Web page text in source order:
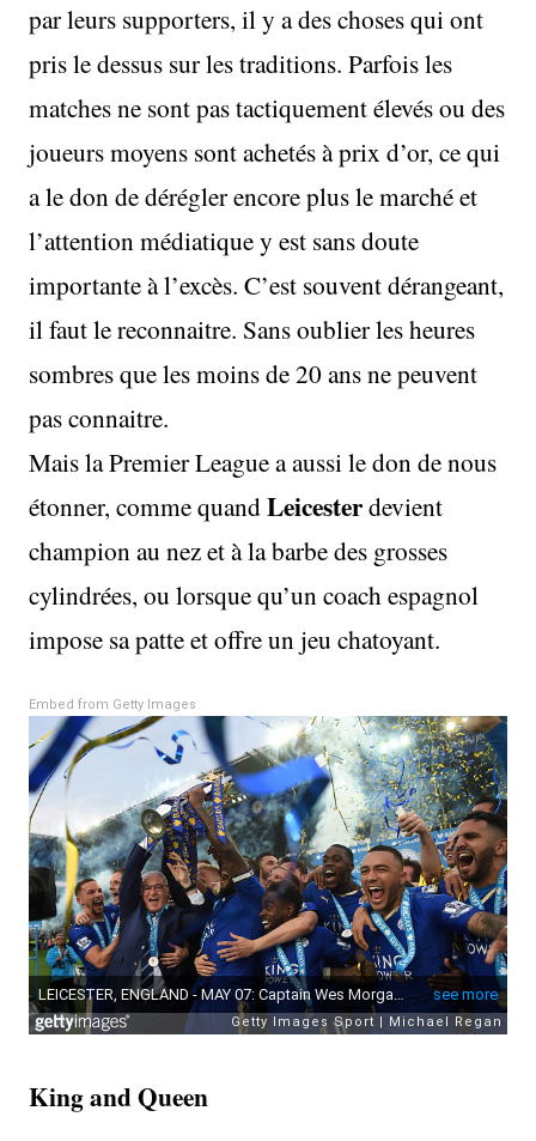
par leurs supporters, il y a des choses qui ont
pris le dessus sur les traditions. Parfois les
matches ne sont pas tactiquement élevés ou des
joueurs moyens sont achetés à prix d’or, ce qui
a le don de dérégler encore plus le marché et
l’attention médiatique y est sans doute
importante à l’excès. C’est souvent dérangeant,
il faut le reconnaitre. Sans oublier les heures
sombres que les moins de 20 ans ne peuvent
pas connaitre.
Mais la Premier League a aussi le don de nous
étonner, comme quandLeicesterdevient
champion au nez et à la barbe des grosses
cylindrées, ou lorsque qu’un coach espagnol
impose sa patte et offre un jeu chatoyant.
Embed from Getty Images
King and Queen